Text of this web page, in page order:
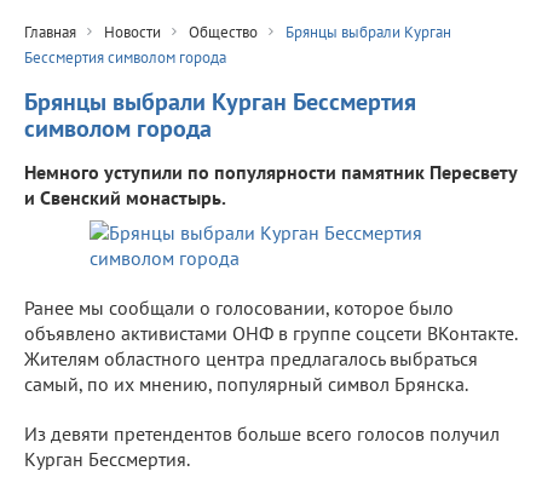
Главная Новости Общество
Брянцы выбрали Курган
Бессмертия символом города
Брянцы выбрали Курган Бессмертия
символом города
Немного уступили по популярности памятник Пересвету
и Свенский монастырь.
Ранее мы сообщали о голосовании, которое было
объявлено активистами ОНФ в группе соцсети ВКонтакте.
Жителям областного центра предлагалось выбраться
самый, по их мнению, популярный символ Брянска.
Из девяти претендентов больше всего голосов получил
Курган Бессмертия.